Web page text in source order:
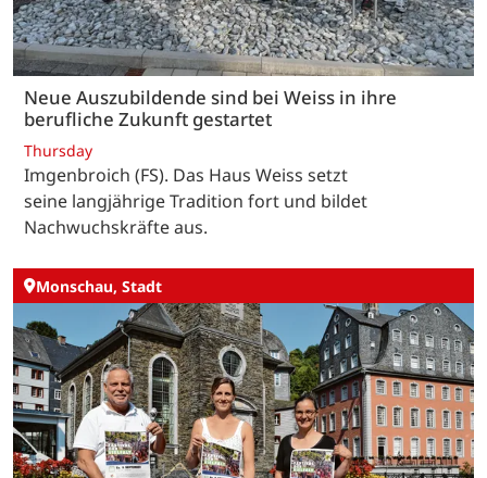
Neue Auszubildende sind bei Weiss in ihre
berufliche Zukunft gestartet
Thursday
Imgenbroich (FS). Das Haus Weiss setzt
seine langjährige Tradition fort und bildet
Nachwuchskräfte aus.
Monschau, Stadt